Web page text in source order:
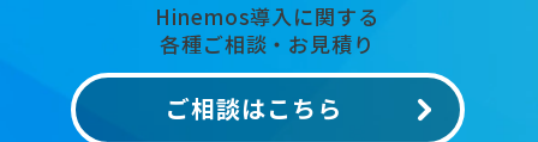
Hinemos導入に関する
各種ご相談・お見積り
ご相談はこちら